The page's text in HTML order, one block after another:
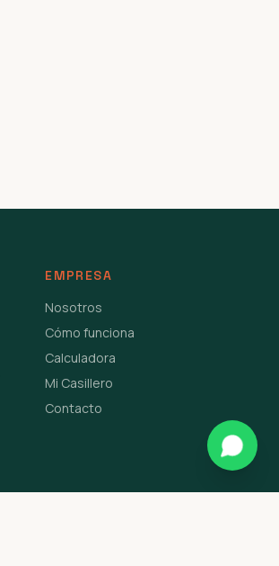
EMPRESA
Nosotros
Cómo funciona
Calculadora
Mi Casillero
Contacto